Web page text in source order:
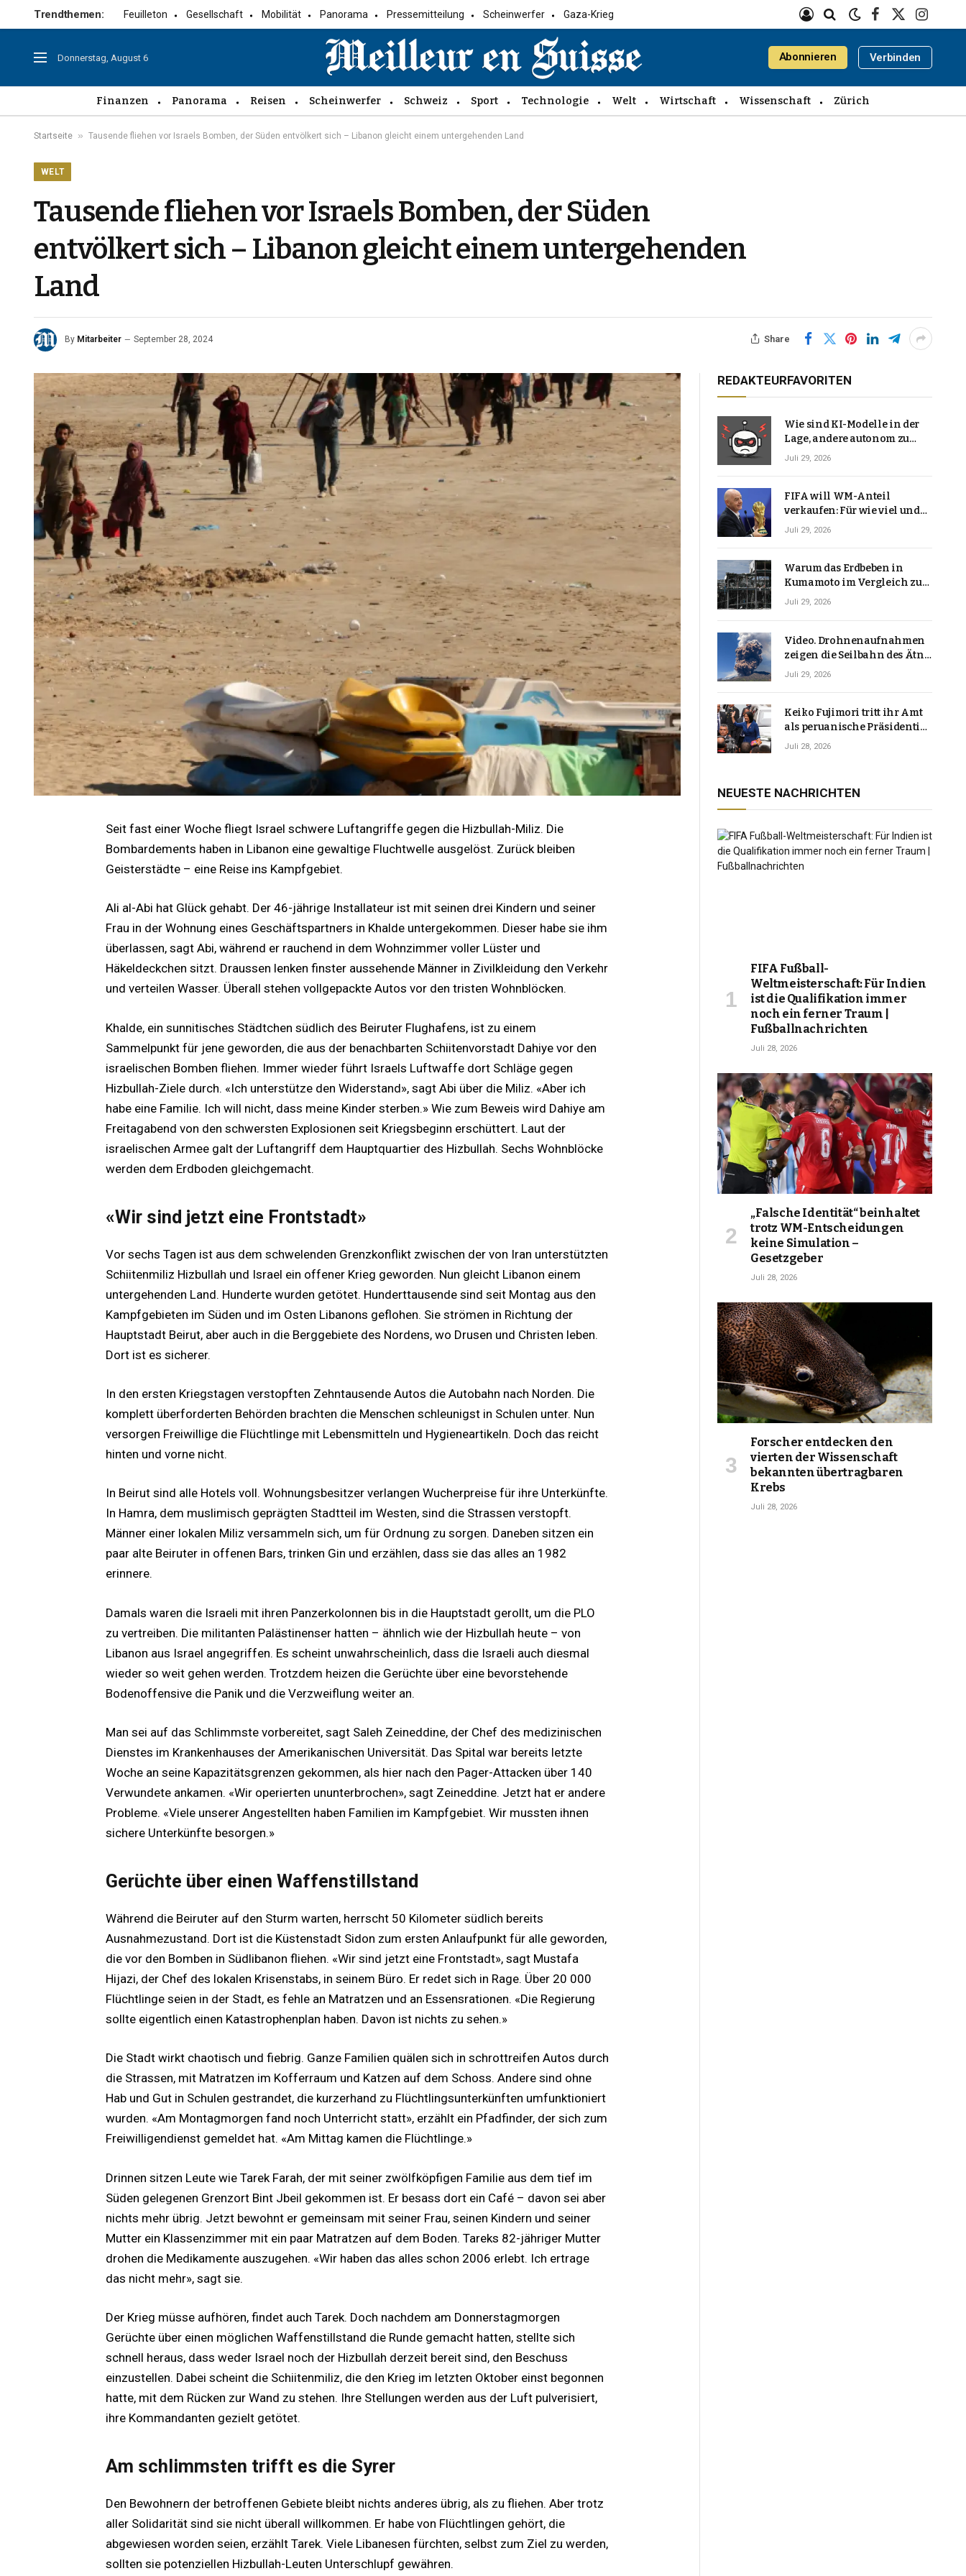
Trendthemen: Feuilleton Gesellschaft Mobilität Panorama Pressemitteilung Scheinwerfer Gaza-Krieg
Facebook
X
Donnerstag, August 6 Abonnieren Verbinden
Finanzen Panorama Reisen Scheinwerfer Schweiz Sport Technologie Welt Wirtschaft Wissenschaft Zürich
Startseite » Tausende fliehen vor Israels Bomben, der Süden entvölkert sich – Libanon gleicht einem untergehenden Land
WELT
Tausende fliehen vor Israels Bomben, der Süden
entvölkert sich – Libanon gleicht einem untergehenden
Land
By Mitarbeiter September 28, 2024 Share
Seit fast einer Woche fliegt Israel schwere Luftangriffe gegen die Hizbullah-Miliz. Die
Bombardements haben in Libanon eine gewaltige Fluchtwelle ausgelöst. Zurück bleiben
Geisterstädte – eine Reise ins Kampfgebiet.
Ali al-Abi hat Glück gehabt. Der 46-jährige Installateur ist mit seinen drei Kindern und seiner
Frau in der Wohnung eines Geschäftspartners in Khalde untergekommen. Dieser habe sie ihm
überlassen, sagt Abi, während er rauchend in dem Wohnzimmer voller Lüster und
Häkeldeckchen sitzt. Draussen lenken finster aussehende Männer in Zivilkleidung den Verkehr
und verteilen Wasser. Überall stehen vollgepackte Autos vor den tristen Wohnblöcken.
Khalde, ein sunnitisches Städtchen südlich des Beiruter Flughafens, ist zu einem
Sammelpunkt für jene geworden, die aus der benachbarten Schiitenvorstadt Dahiye vor den
israelischen Bomben fliehen. Immer wieder führt Israels Luftwaffe dort Schläge gegen
Hizbullah-Ziele durch. «Ich unterstütze den Widerstand», sagt Abi über die Miliz. «Aber ich
habe eine Familie. Ich will nicht, dass meine Kinder sterben.» Wie zum Beweis wird Dahiye am
Freitagabend von den schwersten Explosionen seit Kriegsbeginn erschüttert. Laut der
israelischen Armee galt der Luftangriff dem Hauptquartier des Hizbullah. Sechs Wohnblöcke
werden dem Erdboden gleichgemacht.
«Wir sind jetzt eine Frontstadt»
Vor sechs Tagen ist aus dem schwelenden Grenzkonflikt zwischen der von Iran unterstützten
Schiitenmiliz Hizbullah und Israel ein offener Krieg geworden. Nun gleicht Libanon einem
untergehenden Land. Hunderte wurden getötet. Hunderttausende sind seit Montag aus den
Kampfgebieten im Süden und im Osten Libanons geflohen. Sie strömen in Richtung der
Hauptstadt Beirut, aber auch in die Berggebiete des Nordens, wo Drusen und Christen leben.
Dort ist es sicherer.
In den ersten Kriegstagen verstopften Zehntausende Autos die Autobahn nach Norden. Die
komplett überforderten Behörden brachten die Menschen schleunigst in Schulen unter. Nun
versorgen Freiwillige die Flüchtlinge mit Lebensmitteln und Hygieneartikeln. Doch das reicht
hinten und vorne nicht.
In Beirut sind alle Hotels voll. Wohnungsbesitzer verlangen Wucherpreise für ihre Unterkünfte.
In Hamra, dem muslimisch geprägten Stadtteil im Westen, sind die Strassen verstopft.
Männer einer lokalen Miliz versammeln sich, um für Ordnung zu sorgen. Daneben sitzen ein
paar alte Beiruter in offenen Bars, trinken Gin und erzählen, dass sie das alles an 1982
erinnere.
Damals waren die Israeli mit ihren Panzerkolonnen bis in die Hauptstadt gerollt, um die PLO
zu vertreiben. Die militanten Palästinenser hatten – ähnlich wie der Hizbullah heute – von
Libanon aus Israel angegriffen. Es scheint unwahrscheinlich, dass die Israeli auch diesmal
wieder so weit gehen werden. Trotzdem heizen die Gerüchte über eine bevorstehende
Bodenoffensive die Panik und die Verzweiflung weiter an.
Man sei auf das Schlimmste vorbereitet, sagt Saleh Zeineddine, der Chef des medizinischen
Dienstes im Krankenhauses der Amerikanischen Universität. Das Spital war bereits letzte
Woche an seine Kapazitätsgrenzen gekommen, als hier nach den Pager-Attacken über 140
Verwundete ankamen. «Wir operierten ununterbrochen», sagt Zeineddine. Jetzt hat er andere
Probleme. «Viele unserer Angestellten haben Familien im Kampfgebiet. Wir mussten ihnen
sichere Unterkünfte besorgen.»
Gerüchte über einen Waffenstillstand
Während die Beiruter auf den Sturm warten, herrscht 50 Kilometer südlich bereits
Ausnahmezustand. Dort ist die Küstenstadt Sidon zum ersten Anlaufpunkt für alle geworden,
die vor den Bomben in Südlibanon fliehen. «Wir sind jetzt eine Frontstadt», sagt Mustafa
Hijazi, der Chef des lokalen Krisenstabs, in seinem Büro. Er redet sich in Rage. Über 20 000
Flüchtlinge seien in der Stadt, es fehle an Matratzen und an Essensrationen. «Die Regierung
sollte eigentlich einen Katastrophenplan haben. Davon ist nichts zu sehen.»
Die Stadt wirkt chaotisch und fiebrig. Ganze Familien quälen sich in schrottreifen Autos durch
die Strassen, mit Matratzen im Kofferraum und Katzen auf dem Schoss. Andere sind ohne
Hab und Gut in Schulen gestrandet, die kurzerhand zu Flüchtlingsunterkünften umfunktioniert
wurden. «Am Montagmorgen fand noch Unterricht statt», erzählt ein Pfadfinder, der sich zum
Freiwilligendienst gemeldet hat. «Am Mittag kamen die Flüchtlinge.»
Drinnen sitzen Leute wie Tarek Farah, der mit seiner zwölfköpfigen Familie aus dem tief im
Süden gelegenen Grenzort Bint Jbeil gekommen ist. Er besass dort ein Café – davon sei aber
nichts mehr übrig. Jetzt bewohnt er gemeinsam mit seiner Frau, seinen Kindern und seiner
Mutter ein Klassenzimmer mit ein paar Matratzen auf dem Boden. Tareks 82-jähriger Mutter
drohen die Medikamente auszugehen. «Wir haben das alles schon 2006 erlebt. Ich ertrage
das nicht mehr», sagt sie.
Der Krieg müsse aufhören, findet auch Tarek. Doch nachdem am Donnerstagmorgen
Gerüchte über einen möglichen Waffenstillstand die Runde gemacht hatten, stellte sich
schnell heraus, dass weder Israel noch der Hizbullah derzeit bereit sind, den Beschuss
einzustellen. Dabei scheint die Schiitenmiliz, die den Krieg im letzten Oktober einst begonnen
hatte, mit dem Rücken zur Wand zu stehen. Ihre Stellungen werden aus der Luft pulverisiert,
ihre Kommandanten gezielt getötet.
Am schlimmsten trifft es die Syrer
Den Bewohnern der betroffenen Gebiete bleibt nichts anderes übrig, als zu fliehen. Aber trotz
aller Solidarität sind sie nicht überall willkommen. Er habe von Flüchtlingen gehört, die
abgewiesen worden seien, erzählt Tarek. Viele Libanesen fürchten, selbst zum Ziel zu werden,
sollten sie potenziellen Hizbullah-Leuten Unterschlupf gewähren.
REDAKTEURFAVORITEN
Wie sind KI-Modelle in der
Lage, andere autonom zu
hacken? | Technologie-News
Juli 29, 2026
FIFA will WM-Anteil
verkaufen: Für wie viel und
warum macht Gianni
Juli 29, 2026
Warum das Erdbeben in
Kumamoto im Vergleich zu
den meisten Erdbeben, die
Juli 29, 2026
Video. Drohnenaufnahmen
zeigen die Seilbahn des Ätna
über einer Vulkanlandschaft
Juli 29, 2026
Keiko Fujimori tritt ihr Amt
als peruanische Präsidentin
an und verspricht, das
Juli 28, 2026
NEUESTE NACHRICHTEN
FIFA Fußball-
Weltmeisterschaft: Für Indien
ist die Qualifikation immer
noch ein ferner Traum |
Fußballnachrichten
Juli 28, 2026
„Falsche Identität“ beinhaltet
trotz WM-Entscheidungen
keine Simulation –
Gesetzgeber
Juli 28, 2026
Forscher entdecken den
vierten der Wissenschaft
bekannten übertragbaren
Krebs
Juli 28, 2026